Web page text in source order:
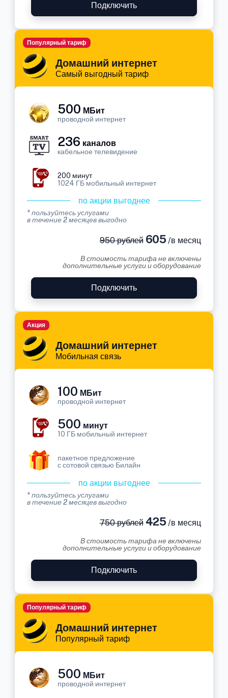
Подключить
Домашний интернет
Самый выгодный тариф
Популярный тариф
500 МБит
проводной интернет
236 каналов
кабельное телевидение
200 минут
1024 ГБ мобильный интернет
по акции выгоднее
* пользуйтесь услугами
в течение 2 месяцев выгодно
950 рублей605 /в месяц
В стоимость тарифа не включены
дополнительные услуги и оборудование
Подключить
Домашний интернет
Мобильная связь
Акция
100 МБит
проводной интернет
500 минут
10 ГБ мобильный интернет
пакетное предложение
с сотовой связью Билайн
по акции выгоднее
* пользуйтесь услугами
в течение 2 месяцев выгодно
750 рублей425 /в месяц
В стоимость тарифа не включены
дополнительные услуги и оборудование
Подключить
Домашний интернет
Популярный тариф
Популярный тариф
500 МБит
проводной интернет